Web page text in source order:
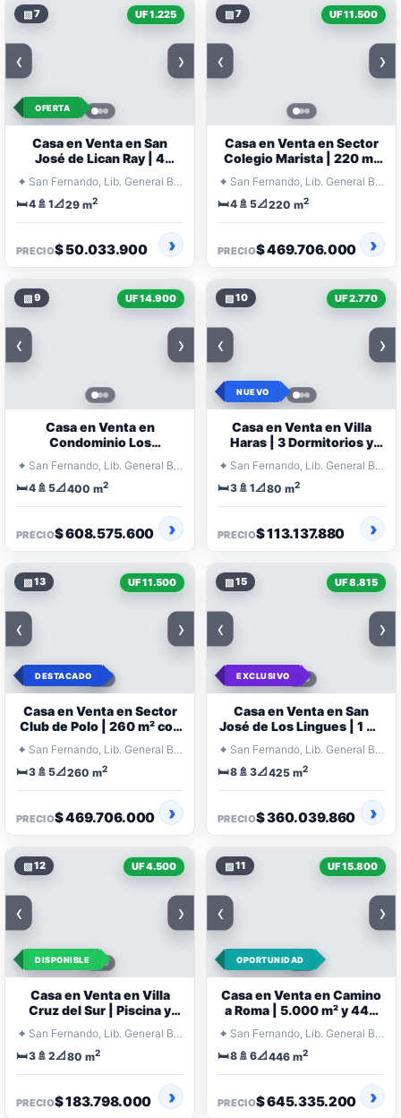
▧7 UF 1.225
OFERTA
‹ ›
Casa en Venta en San
José de Lican Ray | 4
⌖ San Fernando, Lib. General Bernardo O'Higgins
🛏️4 🚿 1📐29 m2
PRECIO$ 50.033.900
▧7 UF 11.500
‹ ›
Casa en Venta en Sector
Colegio Marista | 220 m²
⌖ San Fernando, Lib. General Bernardo O'Higgins
🛏️4 🚿 5📐220 m2
PRECIO$ 469.706.000
▧9 UF 14.900
‹ ›
Casa en Venta en
Condominio Los
Piscina
⌖ San Fernando, Lib. General Bernardo O'Higgins
🛏️4 🚿 5📐400 m2
PRECIO$ 608.575.600
▧10 UF 2.770
NUEVO
‹ ›
Casa en Venta en Villa
Haras | 3 Dormitorios y
⌖ San Fernando, Lib. General Bernardo O'Higgins
🛏️3 🚿 1📐80 m2
PRECIO$ 113.137.880
▧13 UF 11.500
DESTACADO
‹ ›
Casa en Venta en Sector
Club de Polo | 260 m² con
⌖ San Fernando, Lib. General Bernardo O'Higgins
🛏️3 🚿 5📐260 m2
PRECIO$ 469.706.000
▧15 UF 8.815
EXCLUSIVO
‹ ›
Casa en Venta en San
José de Los Lingues | 1 Ha
⌖ San Fernando, Lib. General Bernardo O'Higgins
🛏️8 🚿 3📐425 m2
PRECIO$ 360.039.860
▧12 UF 4.500
DISPONIBLE
‹ ›
Casa en Venta en Villa
Cruz del Sur | Piscina y
⌖ San Fernando, Lib. General Bernardo O'Higgins
🛏️3 🚿 2📐80 m2
PRECIO$ 183.798.000
▧11 UF 15.800
OPORTUNIDAD
‹ ›
Casa en Venta en Camino
a Roma | 5.000 m² y 446
⌖ San Fernando, Lib. General Bernardo O'Higgins
🛏️8 🚿 6📐446 m2
PRECIO$ 645.335.200